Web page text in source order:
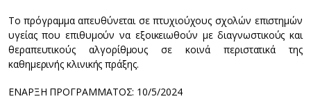
Το πρόγραμμα απευθύνεται σε πτυχιούχους σχολών επιστημών
υγείας που επιθυμούν να εξοικειωθούν με διαγνωστικούς και
θεραπευτικούς αλγορίθμους σε κοινά περιστατικά της
καθημερινής κλινικής πράξης.
ΕΝΑΡΞΗ ΠΡΟΓΡΑΜΜΑΤΟΣ: 10/5/2024